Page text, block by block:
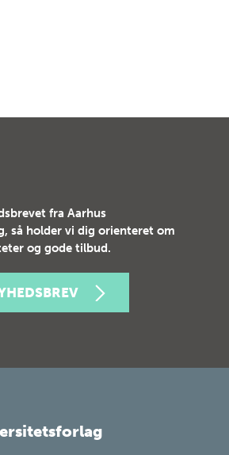
fra Aarhus
så holder vi dig orienteret om
og gode tilbud.